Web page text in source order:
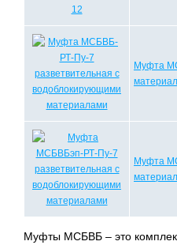
Муфта
Муфта
Муфты МСБВБ – это